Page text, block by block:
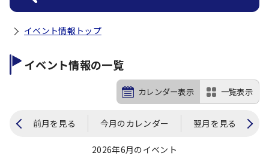
イベント情報トップ
イベント情報の一覧
カレンダー表示 一覧表示
前月を見る 今月のカレンダー 翌月を見る
2026年6月のイベント